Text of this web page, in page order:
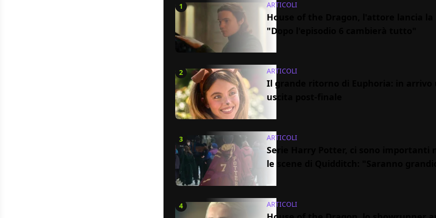
1 ARTICOLI
House of the Dragon, l'attore lancia la
"Dopo l'episodio 6 cambierà tutto"
2 ARTICOLI
Il grande ritorno di Euphoria: in arrivo
uscita post-finale
3 ARTICOLI
Serie Harry Potter, ci sono importanti
le scene di Quidditch: "Saranno
4 ARTICOLI